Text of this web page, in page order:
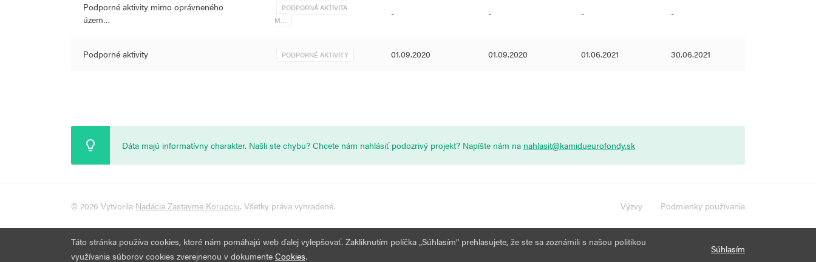
Podporné aktivity mimo oprávneného
územ…
PODPORNÁ AKTIVITA
M…
- - - -
Podporné aktivity PODPORNÉ AKTIVITY 01.09.2020 01.09.2020 01.06.2021 30.06.2021
Dáta majú informatívny charakter. Našli ste chybu? Chcete nám nahlásiť podozrivý projekt? Napíšte nám na nahlasit@kamidueurofondy.sk
© 2026 Vytvorila Nadácia Zastavme Korupciu. Všetky práva vyhradené. Výzvy Podmienky používania
Táto stránka používa cookies, ktoré nám pomáhajú web ďalej vylepšovať. Zakliknutím políčka „Súhlasím“ prehlasujete, že ste sa zoznámili s našou politikou
využívania súborov cookies zverejnenou v dokumente Cookies.
Súhlasím